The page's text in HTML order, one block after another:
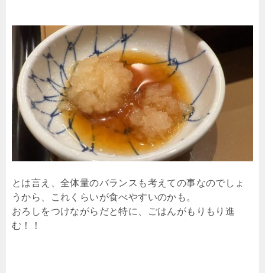
とは言え、全体量のバランスも考えての事なのでしょ
うから、これくらいが食べやすいのかも。
おろしをつけながらだと特に、ごはんがもりもり進
む！！